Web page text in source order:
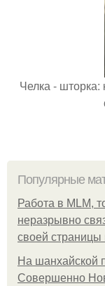
Челка - шторка:
Популярные
Работа в MLM,
неразрывно
своей страницы
На шанхайской
Совершенно